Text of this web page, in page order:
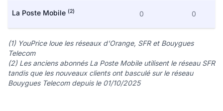
La Poste Mobile (2) 0 0
(1) YouPrice loue les réseaux d'Orange, SFR et Bouygues
Telecom
(2) Les anciens abonnés La Poste Mobile utilisent le réseau SFR
tandis que les nouveaux clients ont basculé sur le réseau
Bouygues Telecom depuis le 01/10/2025